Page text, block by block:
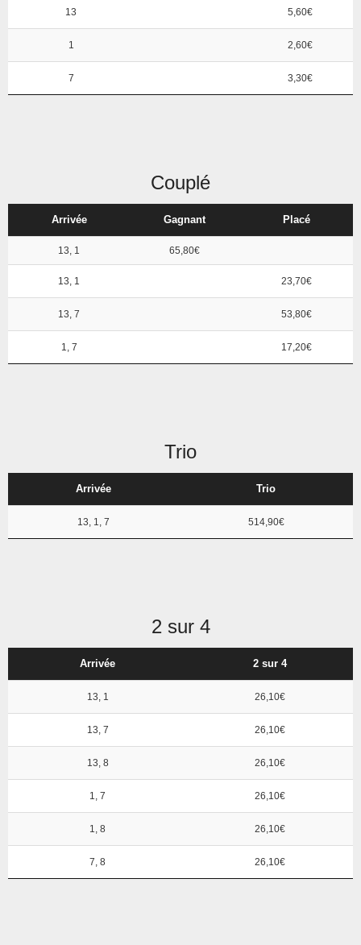
13 5,60€
1 2,60€
7 3,30€
Couplé
Arrivée Gagnant Placé
13, 1 65,80€
13, 1 23,70€
13, 7 53,80€
1, 7 17,20€
Trio
Arrivée Trio
13, 1, 7 514,90€
2 sur 4
Arrivée 2 sur 4
13, 1 26,10€
13, 7 26,10€
13, 8 26,10€
1, 7 26,10€
1, 8 26,10€
7, 8 26,10€